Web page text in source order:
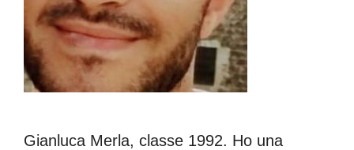
Gianluca Merla, classe 1992. Ho una